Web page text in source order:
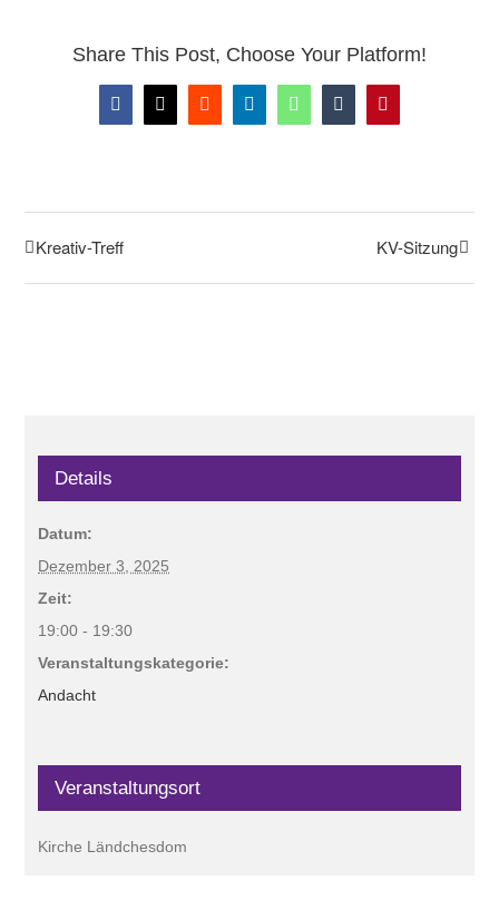
Share This Post, Choose Your Platform!
Facebook
X RedditLinkedInWhatsAppTumblrPinterest
Kreativ-Treff KV-Sitzung
Details
Datum:
Dezember 3, 2025
Zeit:
19:00 - 19:30
Veranstaltungskategorie:
Andacht
Veranstaltungsort
Kirche Ländchesdom